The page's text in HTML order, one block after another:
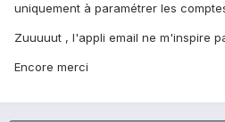
uniquement à paramétrer les
Zuuuuut , l'appli email ne m'inspire
Encore merci